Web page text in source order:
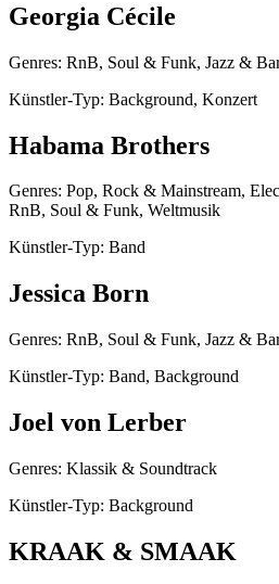
Georgia Cécile
Genres: RnB, Soul & Funk, Jazz &
Künstler-Typ: Background, Konzert
Habama Brothers
Genres: Pop, Rock & Mainstream,
RnB, Soul & Funk, Weltmusik
Künstler-Typ: Band
Jessica Born
Genres: RnB, Soul & Funk, Jazz &
Künstler-Typ: Band, Background
Joel von Lerber
Genres: Klassik & Soundtrack
Künstler-Typ: Background
KRAAK & SMAAK